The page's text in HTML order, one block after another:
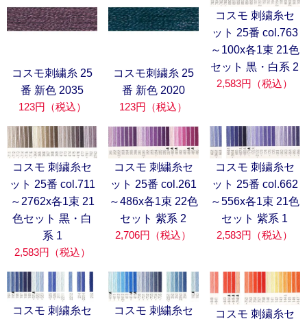
コスモ刺繍糸 25
番 新色 2035
123円（税込）
コスモ刺繍糸 25
番 新色 2020
123円（税込）
コスモ 刺繍糸セ
ット 25番 col.763
～100x各1束 21色
セット 黒・白系 2
2,583円（税込）
コスモ 刺繍糸セ
ット 25番 col.711
～2762x各1束 21
色セット 黒・白
系 1
2,583円（税込）
コスモ 刺繍糸セ
ット 25番 col.261
～486x各1束 22色
セット 紫系 2
2,706円（税込）
コスモ 刺繍糸セ
ット 25番 col.662
～556x各1束 21色
セット 紫系 1
2,583円（税込）
コスモ 刺繍糸セ
コスモ 刺繍糸セ
コスモ 刺繍糸セ